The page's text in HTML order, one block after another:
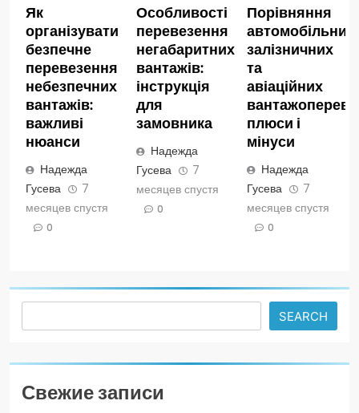
Як
організувати
безпечне
перевезення
небезпечних
вантажів:
важливі
нюанси
Надежда
Гусева
7
месяцев спустя
0
Особливості
перевезення
негабаритних
вантажів:
інструкція
для
замовника
Надежда
Гусева
7
месяцев спустя
0
Порівняння
автомобільних,
залізничних
та
авіаційних
плюси і
мінуси
Надежда
Гусева
7
месяцев спустя
0
SEARCH
Свежие записи